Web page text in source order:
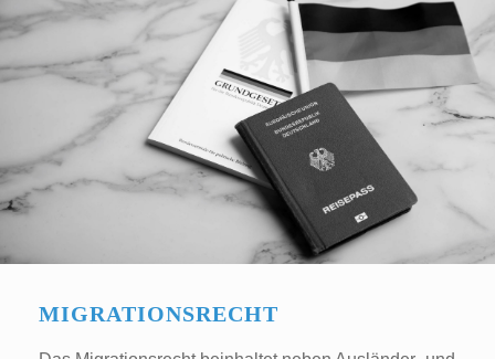
MIGRATIONSRECHT